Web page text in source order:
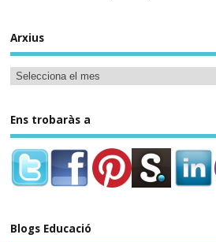
que han publicado hoy en El
sobre una niña en Asturias que
ha suicidado tras sufrir
el instituto. Como a cualquiera
hecho pensar mucho en las
situaciones que yo me
cotidianamente en mi instituto…
@socmestre.bsky.social
Arxius
Ens trobaràs a
Blogs Educació